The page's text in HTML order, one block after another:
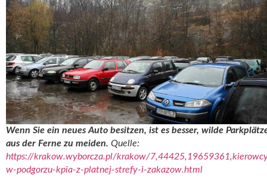
Wenn Sie ein neues Auto besitzen, ist es besser, wilde
aus der Ferne zu meiden. Quelle:
https://krakow.wyborcza.pl/krakow/
w-podgorzu-kpia-z-platnej-strefy-i-zakazow.html